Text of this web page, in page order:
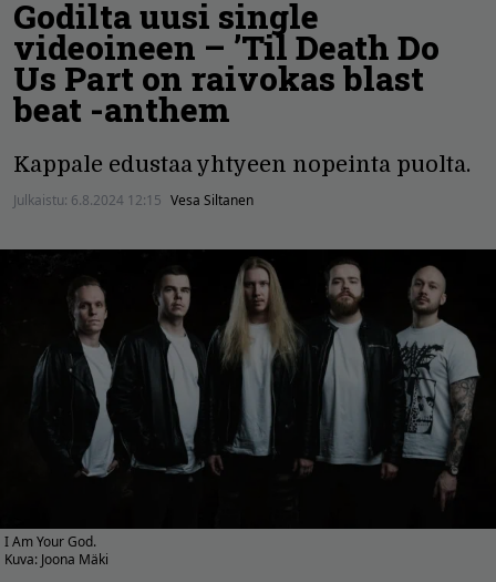
Godilta uusi single
videoineen – ’Til Death Do
Us Part on raivokas blast
beat -anthem
Kappale edustaa yhtyeen nopeinta puolta.
Julkaistu: 6.8.2024 12:15 Vesa Siltanen
I Am Your God.
Kuva: Joona Mäki